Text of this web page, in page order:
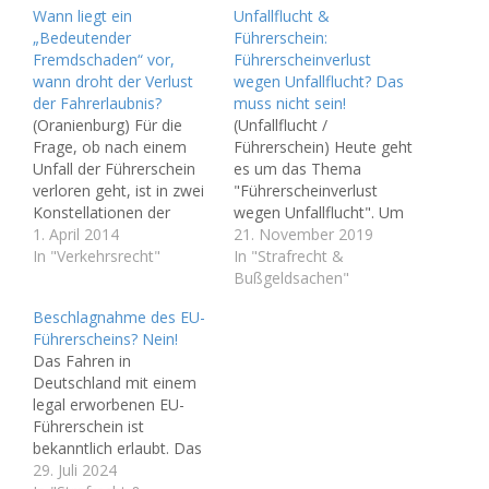
Wann liegt ein
„Bedeutender
Fremdschaden“ vor,
wann droht der Verlust
der Fahrerlaubnis?
(Oranienburg) Für die
Frage, ob nach einem
Unfall der Führerschein
verloren geht, ist in zwei
Konstellationen der
Begriff "Bedeutender
Fremdschaden01" von
Schadens, der bei dem
Geschädigten
entstanden ist. In der
ersten Fallgruppe ist es
der § 69 II Nr. 3 StGB,
der bei der Unfallflucht
(§…
1. April 2014
In "Verkehrsrecht"
Unfallflucht &
Führerschein:
Führerscheinverlust
wegen Unfallflucht? Das
muss nicht sein!
(Unfallflucht /
Führerschein) Heute geht
es um das Thema
"Führerscheinverlust
wegen Unfallflucht". Um
es vorweg zu nehmen:
das muss nicht sein!
Strafverfahren wegen
21. November 2019
In "Strafrecht &
Bußgeldsachen"
Beschlagnahme des EU-
Führerscheins? Nein!
Das Fahren in
Deutschland mit einem
legal erworbenen EU-
Führerschein ist
bekanntlich erlaubt. Das
gilt auch, wenn hier in
29. Juli 2024